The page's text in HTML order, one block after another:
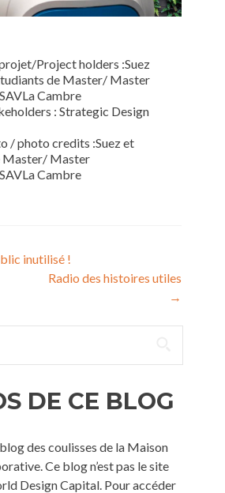
Project holders :Suez
de Master/ Master
Cambre
: Strategic Design
/ photo credits :Suez et
Master/ Master
Cambre
inutilisé !
Radio des histoires utiles
→
DE CE BLOG
des coulisses de la Maison
Ce blog n’est pas le site
Design Capital. Pour accéder